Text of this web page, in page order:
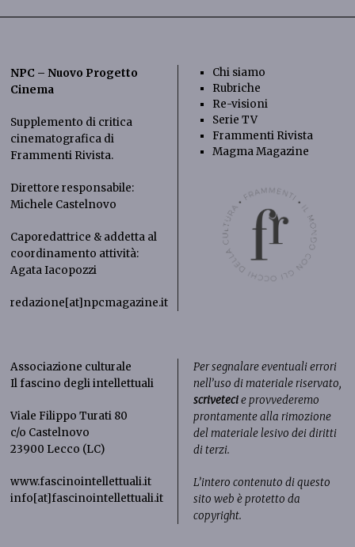
NPC – Nuovo Progetto
Cinema
Supplemento di critica
cinematografica di
Frammenti Rivista.
Direttore responsabile:
Michele Castelnovo
Caporedattrice & addetta al
coordinamento attività:
Agata Iacopozzi
redazione[at]npcmagazine.it
Chi siamo
Rubriche
Re-visioni
Serie TV
Frammenti Rivista
Magma Magazine
Associazione culturale
Il fascino degli intellettuali
Viale Filippo Turati 80
c/o Castelnovo
23900 Lecco (LC)
www.fascinointellettuali.it
info[at]fascinointellettuali.it
Per segnalare eventuali errori
nell’uso di materiale riservato,
scrivetecie provvederemo
prontamente alla rimozione
del materiale lesivo dei diritti
di terzi.
L’intero contenuto di questo
sito web è protetto da
copyright.